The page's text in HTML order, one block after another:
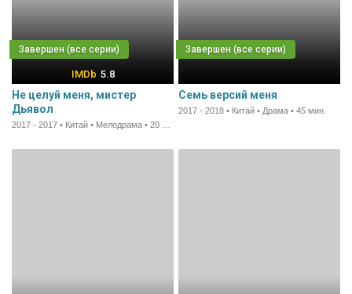
5.8
Не целуй меня, мистер
Дьявол
Семь версий меня
2017 - 2018 • Китай • Драма • 45 мин.